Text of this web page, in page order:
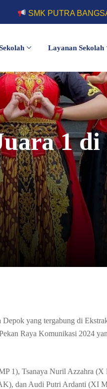
BANGSA RAIH
Layanan Sekolah
1 di
yang tergabung di
Raya Komunikasi 2024
1), Tsanaya Nuril Azzahra
dan Audi Putri Ardanti (XI